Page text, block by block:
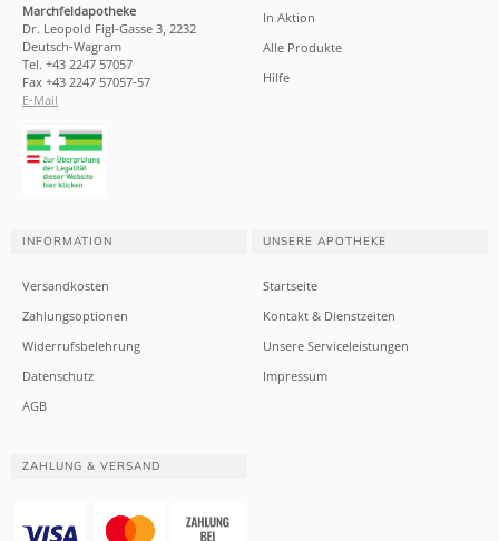
Marchfeldapotheke
Dr. Leopold Figl-Gasse 3, 2232
Deutsch-Wagram
Tel. +43 2247 57057
Fax +43 2247 57057-57
E-Mail
In Aktion
Alle Produkte
Hilfe
INFORMATION
Versandkosten
Zahlungsoptionen
Widerrufsbelehrung
Datenschutz
AGB
UNSERE APOTHEKE
Startseite
Kontakt & Dienstzeiten
Unsere Serviceleistungen
Impressum
ZAHLUNG & VERSAND